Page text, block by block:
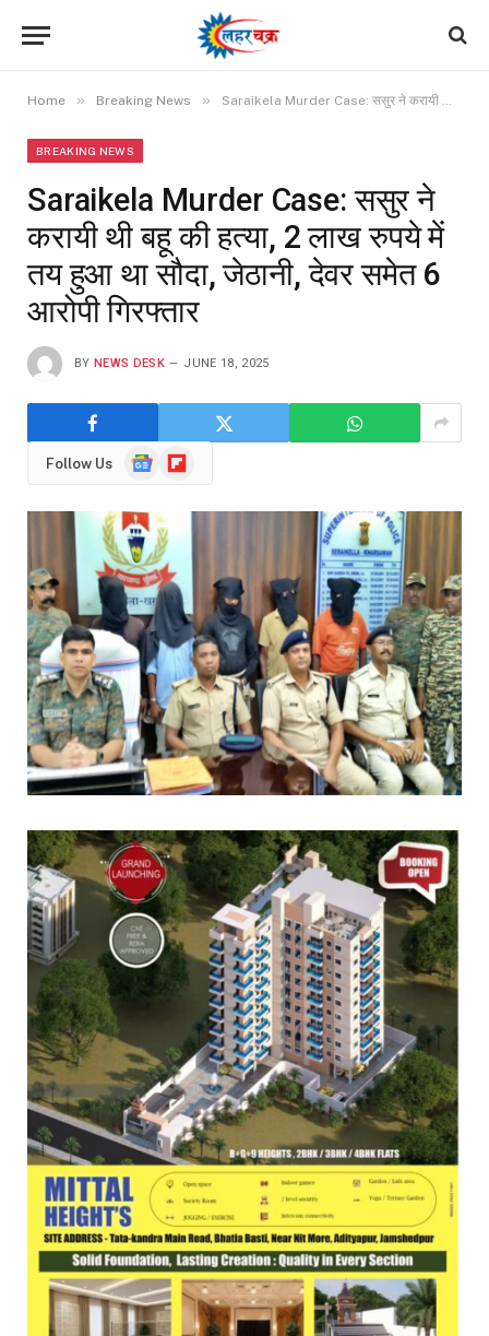
Home » Breaking News » Saraikela Murder Case: ससुर ने करायी थी बहू की हत्या, 2 लाख रुपये में तय हुआ था सौदा, जेठानी, देवर समेत 6 आरोपी गिरफ्तार
BREAKING NEWS
Saraikela Murder Case: ससुर ने
करायी थी बहू की हत्या, 2 लाख रुपये में
तय हुआ था सौदा, जेठानी, देवर समेत 6
आरोपी गिरफ्तार
BY NEWS DESK JUNE 18, 2025
Follow Us
GoogleFlipboard